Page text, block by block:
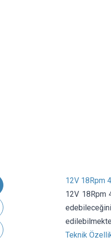
12V 18Rpm
12V 18Rpm
Teknik